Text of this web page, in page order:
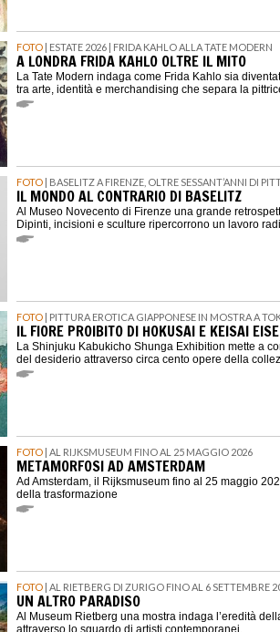
FOTO | ESTATE 2026 | FRIDA KAHLO ALLA TATE MODERN
A LONDRA FRIDA KAHLO OLTRE IL MITO
La Tate Modern indaga come Frida Kahlo sia
tra arte, identità e merchandising che separa la
FOTO | BASELITZ A FIRENZE, OLTRE SESSANT’ANNI DI
IL MONDO AL CONTRARIO DI BASELITZ
Al Museo Novecento di Firenze una grande
Dipinti, incisioni e sculture ripercorrono un lavoro
FOTO | PITTURA EROTICA GIAPPONESE IN MOSTRA A
IL FIORE PROIBITO DI HOKUSAI E KEISAI
La Shinjuku Kabukicho Shunga Exhibition mette a
del desiderio attraverso circa cento opere della
FOTO | AL RIJKSMUSEUM FINO AL 25 MAGGIO 2026
METAMORFOSI AD AMSTERDAM
Ad Amsterdam, il Rijksmuseum fino al 25 maggio
della trasformazione
FOTO | AL RIETBERG DI ZURIGO FINO AL 6 SETTEMBRE
UN ALTRO PARADISO
Al Museum Rietberg una mostra indaga l’eredità